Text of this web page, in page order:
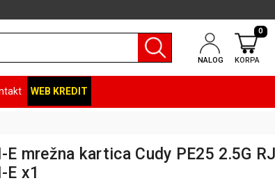
NALOG KORPA
0
WEB KREDIT
E mrežna kartica Cudy PE25 2.5G
E x1